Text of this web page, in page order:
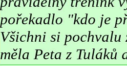
pořekadlo "kdo je
Všichni si pochvalu
měla Peta z Tuláků